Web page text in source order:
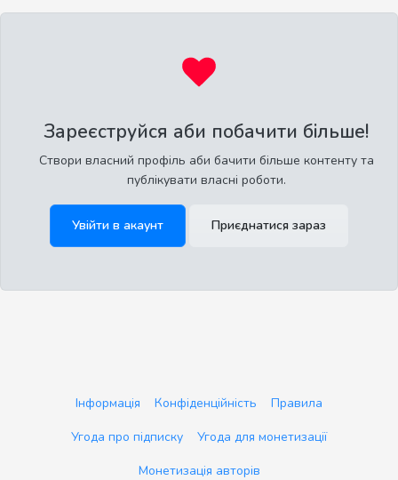
Зареєструйся аби побачити більше!
Створи власний профіль аби бачити більше контенту та
публікувати власні роботи.
Увійти в акаунт Приєднатися зараз
Інформація Конфіденційність
Правила
Угода про підписку
Угода для монетизації
Монетизація авторів